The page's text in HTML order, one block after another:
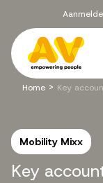
Ga naar de inhoud
Voor
Executive
Home > Key
Mobility Mixx
Key